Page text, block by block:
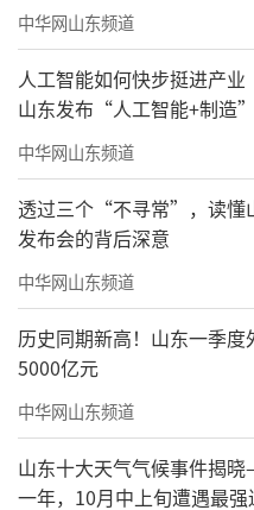
传部副部长姜伟、市
文联主席苗家、市文
出席观看演出，晚会
高淑丽、校长于明
副主席江连志、王云
刚，市群众艺术馆馆
看了演出。
中华网山东频道
人工智能如何快步挺进产
山东发布“人工智能+制造
中华网山东频道
透过三个“不寻常”，读懂
发布会的背后深意
中华网山东频道
历史同期新高！山东一季度
5000亿元
中华网山东频道
山东十大天气气候事件揭
一年，10月中上旬遭遇最强